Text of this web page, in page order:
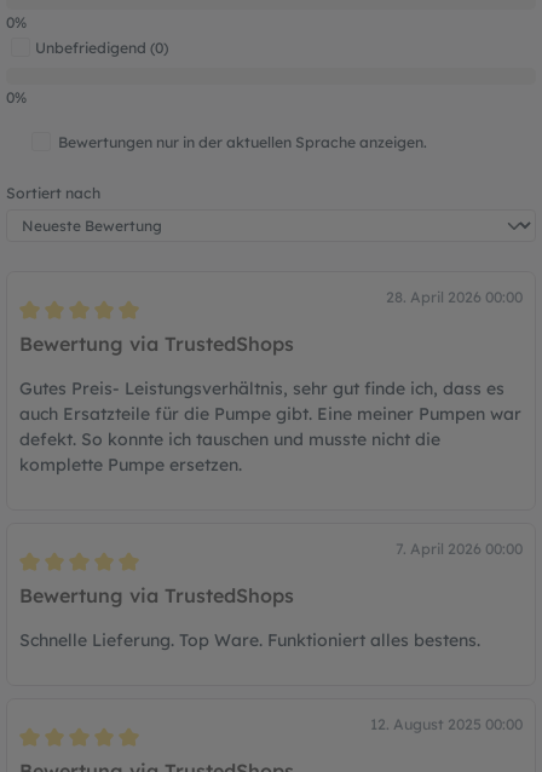
0%
Unbefriedigend (0)
0%
Bewertungen nur in der aktuellen Sprache anzeigen.
Sortiert nach
28. April 2026 00:00
Bewertung mit 5 von 5 Sternen
Bewertung via TrustedShops
Gutes Preis- Leistungsverhältnis, sehr gut finde ich, dass es
auch Ersatzteile für die Pumpe gibt. Eine meiner Pumpen war
defekt. So konnte ich tauschen und musste nicht die
komplette Pumpe ersetzen.
7. April 2026 00:00
Bewertung mit 5 von 5 Sternen
Bewertung via TrustedShops
Schnelle Lieferung. Top Ware. Funktioniert alles bestens.
12. August 2025 00:00
Bewertung mit 5 von 5 Sternen